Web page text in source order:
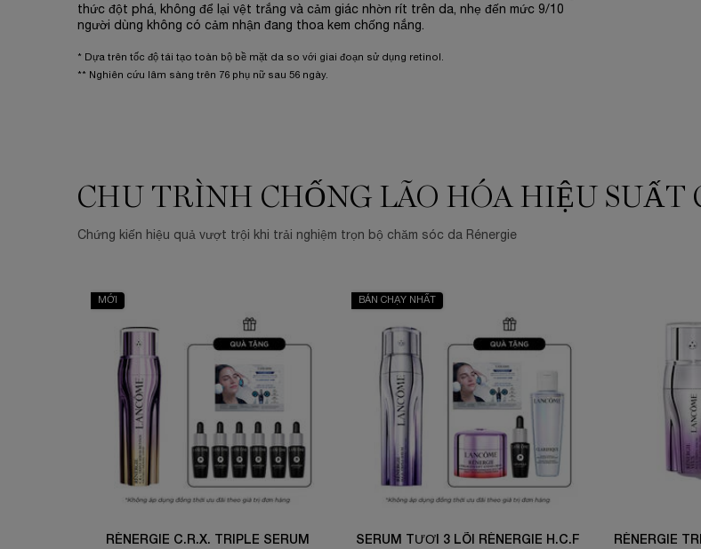
thức đột phá, không để lại vệt trắng và cảm giác nhờn rít trên da, nhẹ đến mức 9/10
người dùng không có cảm nhận đang thoa kem chống nắng.
* Dựa trên tốc độ tái tạo toàn bộ bề mặt da so với giai đoạn sử dụng retinol.
** Nghiên cứu lâm sàng trên 76 phụ nữ sau 56 ngày.
PDP Routine Section for 01118-LAC
CHU TRÌNH CHỐNG LÃO HÓA HIỆU SUẤT
Chứng kiến hiệu quả vượt trội khi trải nghiệm trọn bộ chăm sóc da Rénergie
MỚI
RÉNERGIE C.R.X. TRIPLE SERUM
BÁN CHẠY NHẤT
SERUM TƯƠI 3 LÕI RÉNERGIE H.C.F
RÉNERGIE